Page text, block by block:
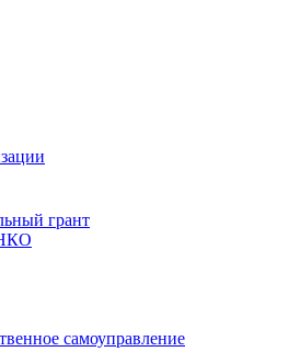
грант
самоуправление